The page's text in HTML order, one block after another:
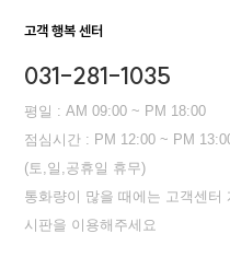
고객 행복 센터
031-281-1035
평일 : AM 09:00 ~ PM 18:00
점심시간 : PM 12:00 ~ PM
(토,일,공휴일 휴무)
통화량이 많을 때에는 고객센터
시판을 이용해주세요